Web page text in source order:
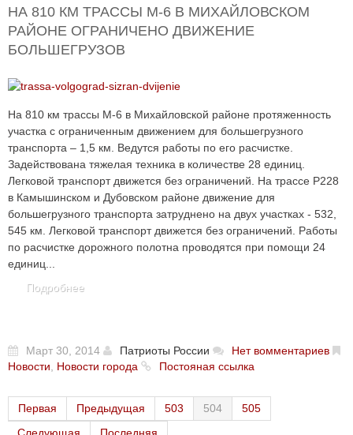
НА 810 КМ ТРАССЫ М-6 В МИХАЙЛОВСКОМ
РАЙОНЕ ОГРАНИЧЕНО ДВИЖЕНИЕ
БОЛЬШЕГРУЗОВ
На 810 км трассы М-6 в Михайловской районе протяженность
участка с ограниченным движением для большегрузного
транспорта – 1,5 км. Ведутся работы по его расчистке.
Задействована тяжелая техника в количестве 28 единиц.
Легковой транспорт движется без ограничений. На трассе Р228
в Камышинском и Дубовском районе движение для
большегрузного транспорта затруднено на двух участках - 532,
545 км. Легковой транспорт движется без ограничений. Работы
по расчистке дорожного полотна проводятся при помощи 24
единиц...
Подробнее
Март 30, 2014 Патриоты России
Нет вомментариев
Новости
Новости города Постояная ссылка
Первая Предыдущая 503 504
505